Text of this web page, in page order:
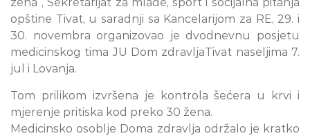
opštine Tivat, u saradnji sa Kancelarijom za RE, 29. i
30. novembra organizovao je dvodnevnu posjetu
medicinskog tima JU Dom zdravljaTivat naseljima 7.
jul i Lovanja.
Tom prilikom izvršena je kontrola šećera u krvi i
mjerenje pritiska kod preko 30 žena.
Medicinsko osoblje Doma zdravlja održalo je kratko